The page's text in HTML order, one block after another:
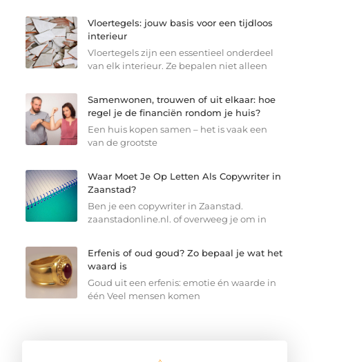
Vloertegels: jouw basis voor een tijdloos
interieur
Vloertegels zijn een essentieel onderdeel
van elk interieur. Ze bepalen niet alleen
Samenwonen, trouwen of uit elkaar: hoe
regel je de financiën rondom je huis?
Een huis kopen samen – het is vaak een
van de grootste
Waar Moet Je Op Letten Als Copywriter in
Zaanstad?
Ben je een copywriter in Zaanstad.
zaanstadonline.nl. of overweeg je om in
Erfenis of oud goud? Zo bepaal je wat het
waard is
Goud uit een erfenis: emotie én waarde in
één Veel mensen komen